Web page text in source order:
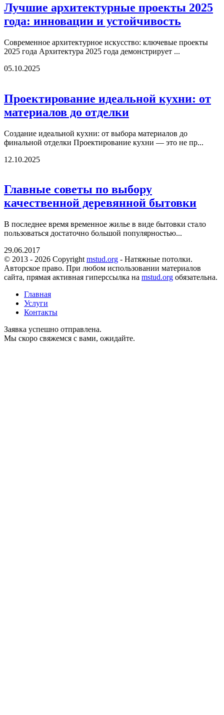
Лучшие архитектурные проекты 2025
года: инновации и устойчивость
Современное архитектурное искусство: ключевые проекты
2025 года Архитектура 2025 года демонстрирует ...
05.10.2025
Проектирование идеальной кухни: от
материалов до отделки
Создание идеальной кухни: от выбора материалов до
финальной отделки Проектирование кухни — это не пр...
12.10.2025
Главные советы по выбору
качественной деревянной бытовки
В последнее время временное жилье в виде бытовки стало
пользоваться достаточно большой популярностью...
29.06.2017
© 2013 - 2026 Copyright mstud.org - Натяжные потолки.
Авторское право. При любом использовании материалов
сайта, прямая активная гиперссылка на mstud.org обязательна.
Главная
Услуги
Контакты
Заявка успешно отправлена.
Мы скоро свяжемся с вами, ожидайте.